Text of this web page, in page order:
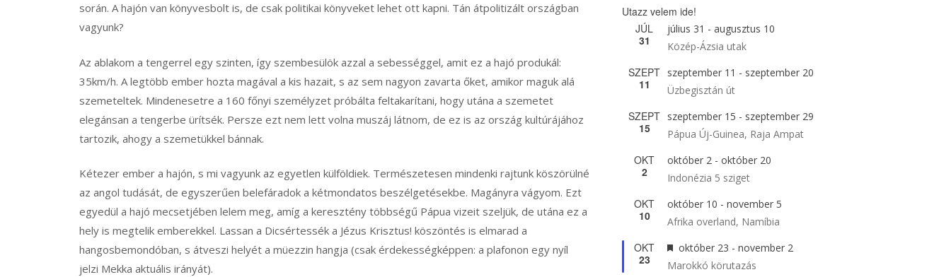
során. A hajón van könyvesbolt is, de csak politikai könyveket lehet ott kapni. Tán átpolitizált országban
vagyunk?
Az ablakom a tengerrel egy szinten, így szembesülök azzal a sebességgel, amit ez a hajó produkál:
35km/h. A legtöbb ember hozta magával a kis hazait, s az sem nagyon zavarta őket, amikor maguk alá
szemeteltek. Mindenesetre a 160 főnyi személyzet próbálta feltakarítani, hogy utána a szemetet
elegánsan a tengerbe ürítsék. Persze ezt nem lett volna muszáj látnom, de ez is az ország kultúrájához
tartozik, ahogy a szemetükkel bánnak.
Kétezer ember a hajón, s mi vagyunk az egyetlen külföldiek. Természetesen mindenki rajtunk köszörülné
az angol tudását, de egyszerűen belefáradok a kétmondatos beszélgetésekbe. Magányra vágyom. Ezt
egyedül a hajó mecsetjében lelem meg, amíg a keresztény többségű Pápua vizeit szeljük, de utána ez a
hely is megtelik emberekkel. Lassan a Dicsértessék a Jézus Krisztus! köszöntés is elmarad a
hangosbemondóban, s átveszi helyét a müezzin hangja (csak érdekességképpen: a plafonon egy nyíl
jelzi Mekka aktuális irányát).
Utazz velem ide!
JÚL
31
július 31 - augusztus 10
Közép-Ázsia utak
SZEPT
11
szeptember 11 - szeptember 20
Üzbegisztán út
SZEPT
15
szeptember 15 - szeptember 29
Pápua Új-Guinea, Raja Ampat
OKT
2
október 2 - október 20
Indonézia 5 sziget
OKT
10
október 10 - november 5
Afrika overland, Namíbia
OKT
23
Kiemelt
október 23 - november 2
Marokkó körutazás